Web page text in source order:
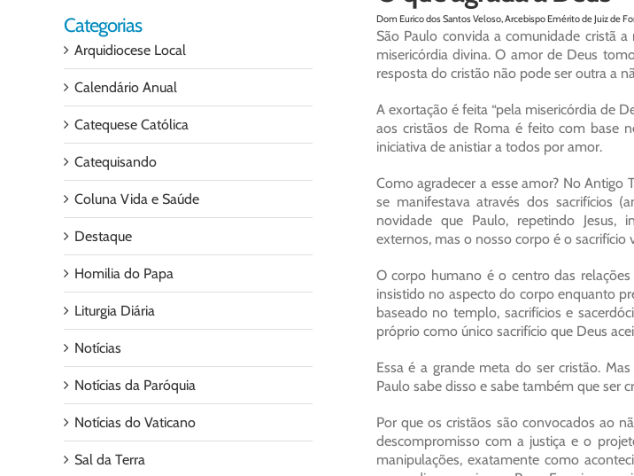
Dom Eurico dos Santos Veloso, Arcebispo Emérito de Juiz de
São Paulo convida a comunidade cristã
misericórdia divina. O amor de Deus
resposta do cristão não pode ser outra a
A exortação é feita “pela misericórdia de
aos cristãos de Roma é feito com base
iniciativa de anistiar a todos por amor.
Como agradecer a esse amor? No Antigo
se manifestava através dos sacrifícios
novidade que Paulo, repetindo Jesus,
externos, mas o nosso corpo é o sacrifício
O corpo humano é o centro das
insistido no aspecto do corpo enquanto
baseado no templo, sacrifícios e
próprio como único sacrifício que Deus
Essa é a grande meta do ser cristão.
Paulo sabe disso e sabe também que ser
Por que os cristãos são convocados ao
descompromisso com a justiça e o
manipulações, exatamente como
Categorias
Arquidiocese Local
Calendário Anual
Catequese Católica
Catequisando
Coluna Vida e Saúde
Destaque
Homilia do Papa
Liturgia Diária
Notícias
Notícias da Paróquia
Notícias do Vaticano
Sal da Terra